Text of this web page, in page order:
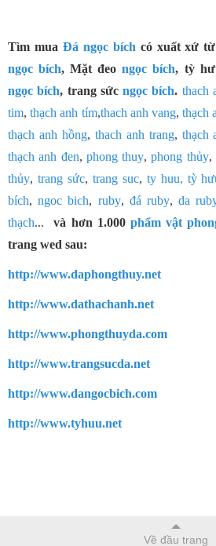
Tìm mua Đá ngọc bích có xuất xứ
ngọc bích, Mặt đeongọc bích, tỳ
ngọc bích, trang sức ngọc bích. thach
tim,thạch anh tím,thach anh vang,thạch
thạch anh hồng, thach anh trang, thạch
thạch anh đen, phong thuy,phong thủy,
thủy, trang sức, trang suc, ty huu, tỳ
bích,ngoc bich, ruby, đá ruby,da
thạch... và hơn 1.000 phẩm vật
trang wed sau:
http://www.daphongthuy.net
http://www.dathachanh.net
http://www.phongthuyda.com
http://www.trangsucda.net
http://www.dangocbich.com
http://www.tyhuu.net
Về đầu trang